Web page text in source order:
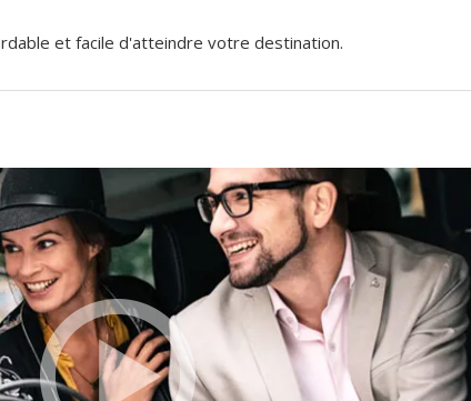
et facile d'atteindre votre destination.